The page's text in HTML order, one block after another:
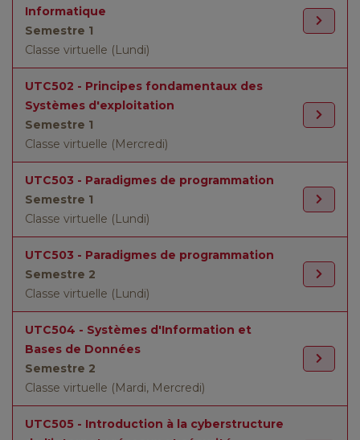
Informatique
Semestre 1
Classe virtuelle (Lundi)
UTC502 - Principes fondamentaux des
Systèmes d'exploitation
Semestre 1
Classe virtuelle (Mercredi)
UTC503 - Paradigmes de programmation
Semestre 1
Classe virtuelle (Lundi)
UTC503 - Paradigmes de programmation
Semestre 2
Classe virtuelle (Lundi)
UTC504 - Systèmes d'Information et
Bases de Données
Semestre 2
Classe virtuelle (Mardi, Mercredi)
UTC505 - Introduction à la cyberstructure